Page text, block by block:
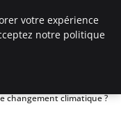
changement climatique ?
votre expérience
notre politique